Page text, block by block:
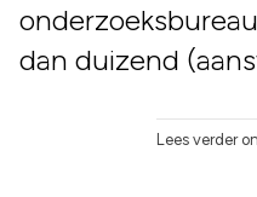
dan duizend
Lees verder